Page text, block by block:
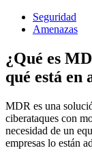
Seguridad
Amenazas
¿Qué es
qué está en
MDR es una
ciberataques con
necesidad de un
empresas lo están